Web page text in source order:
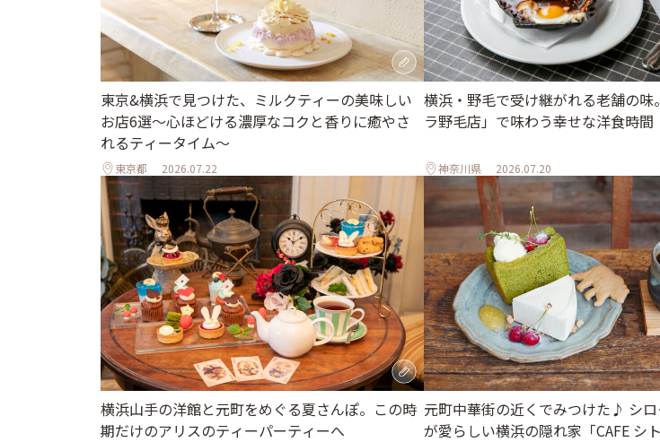
東京&横浜で見つけた、ミルクティーの美味しい
お店6選～心ほどける濃厚なコクと香りに癒やさ
れるティータイム～
東京都 2026.07.22
横浜・野毛で受け継がれる老舗の味
ラ野毛店」で味わう幸せな洋食時間
神奈川県 2026.07.20
横浜山手の洋館と元町をめぐる夏さんぽ。この時
期だけのアリスのティーパーティーへ
元町中華街の近くでみつけた♪ シ
が愛らしい横浜の隠れ家「CAFE シト